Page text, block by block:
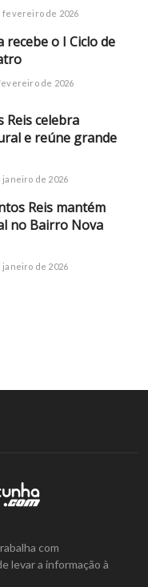
fevereiro de 2026
recebe o I Ciclo de
de 2026
Reis celebra
e reúne grande
janeiro de 2026
Reis mantém
no Bairro Nova
janeiro de 2026
com
levar a informação à